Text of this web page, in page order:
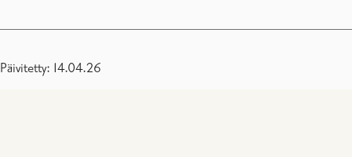
Päivitetty: 14.04.26